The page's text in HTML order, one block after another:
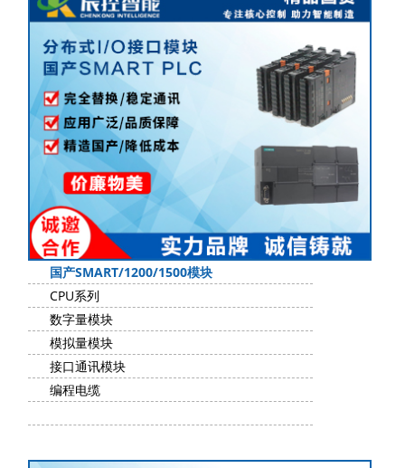
国产SMART/1200/1500模块
CPU系列
数字量模块
模拟量模块
接口通讯模块
编程电缆